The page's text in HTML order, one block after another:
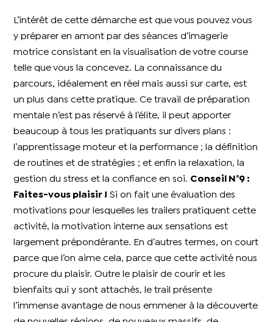
L’intérêt de cette démarche est que vous pouvez vous
y préparer en amont par des séances d’imagerie
motrice consistant en la visualisation de votre course
telle que vous la concevez. La connaissance du
parcours, idéalement en réel mais aussi sur carte, est
un plus dans cette pratique. Ce travail de préparation
mentale n’est pas réservé à l’élite, il peut apporter
beaucoup à tous les pratiquants sur divers plans :
l’apprentissage moteur et la performance ; la définition
de routines et de stratégies ; et enfin la relaxation, la
gestion du stress et la confiance en soi. Conseil N°9 :
Faites-vous plaisir ! Si on fait une évaluation des
motivations pour lesquelles les trailers pratiquent cette
activité, la motivation interne aux sensations est
largement prépondérante. En d’autres termes, on court
parce que l’on aime cela, parce que cette activité nous
procure du plaisir. Outre le plaisir de courir et les
bienfaits qui y sont attachés, le trail présente
l’immense avantage de nous emmener à la découverte